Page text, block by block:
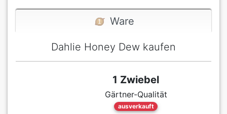
Ware
Dahlie Honey Dew kaufen
1 Zwiebel
Gärtner-Qualität
ausverkauft